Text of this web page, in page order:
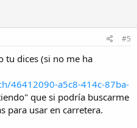
#5
tu dices (si no me ha
46412090-a5c8-414c-87ba-
que si podría buscarme
para usar en carretera.